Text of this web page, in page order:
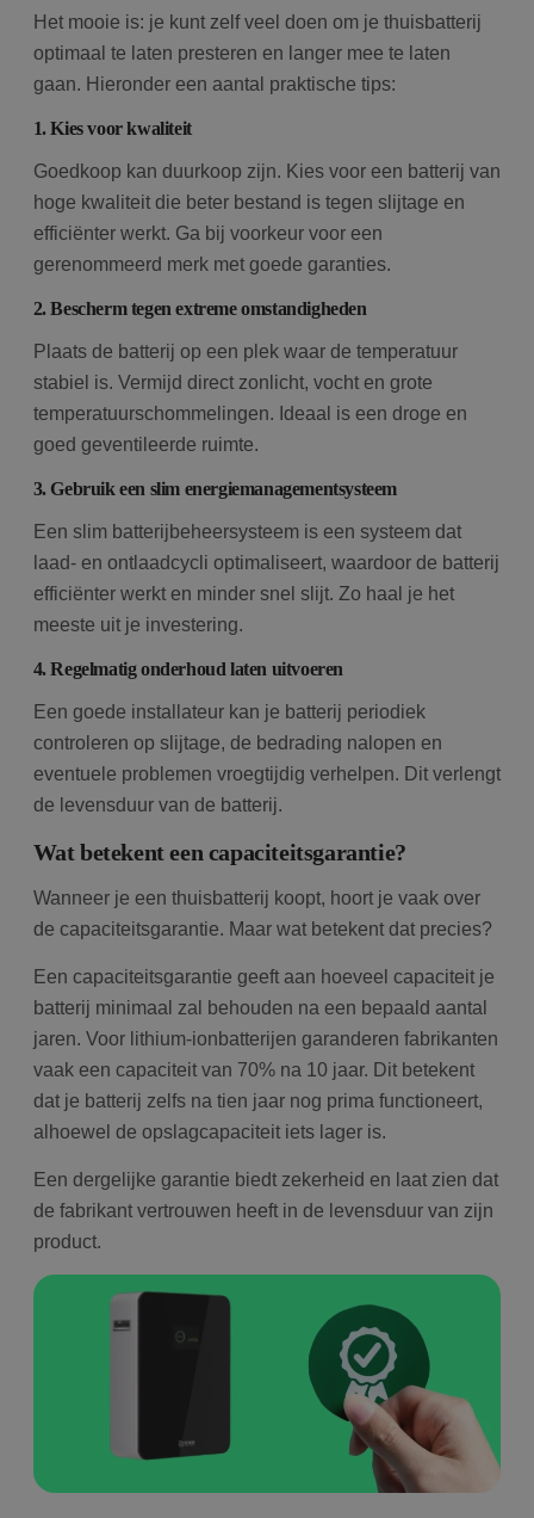
Het mooie is: je kunt zelf veel doen om je thuisbatterij
optimaal te laten presteren en langer mee te laten
gaan. Hieronder een aantal praktische tips:
1. Kies voor kwaliteit
Goedkoop kan duurkoop zijn. Kies voor een batterij van
hoge kwaliteit die beter bestand is tegen slijtage en
efficiënter werkt. Ga bij voorkeur voor een
gerenommeerd merk met goede garanties.
2. Bescherm tegen extreme omstandigheden
Plaats de batterij op een plek waar de temperatuur
stabiel is. Vermijd direct zonlicht, vocht en grote
temperatuurschommelingen. Ideaal is een droge en
goed geventileerde ruimte.
3. Gebruik een slim energiemanagementsysteem
Een slim batterijbeheersysteem is een systeem dat
laad- en ontlaadcycli optimaliseert, waardoor de batterij
efficiënter werkt en minder snel slijt. Zo haal je het
meeste uit je investering.
4. Regelmatig onderhoud laten uitvoeren
Een goede installateur kan je batterij periodiek
controleren op slijtage, de bedrading nalopen en
eventuele problemen vroegtijdig verhelpen. Dit verlengt
de levensduur van de batterij.
Wat betekent een capaciteitsgarantie?
Wanneer je een thuisbatterij koopt, hoort je vaak over
de capaciteitsgarantie. Maar wat betekent dat precies?
Een capaciteitsgarantie geeft aan hoeveel capaciteit je
batterij minimaal zal behouden na een bepaald aantal
jaren. Voor lithium-ionbatterijen garanderen fabrikanten
vaak een capaciteit van 70% na 10 jaar. Dit betekent
dat je batterij zelfs na tien jaar nog prima functioneert,
alhoewel de opslagcapaciteit iets lager is.
Een dergelijke garantie biedt zekerheid en laat zien dat
de fabrikant vertrouwen heeft in de levensduur van zijn
product.